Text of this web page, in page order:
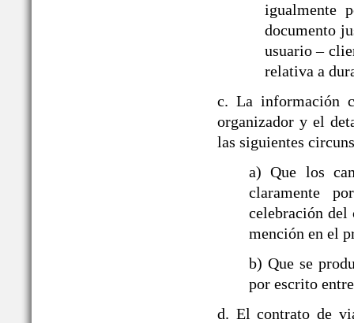
igualmente
documento
usuario –
relativa a
c. La información
organizador y el
las siguientes
a) Que los
claramente
celebración del
mención en el
b) Que se
por escrito
d. El contrato de